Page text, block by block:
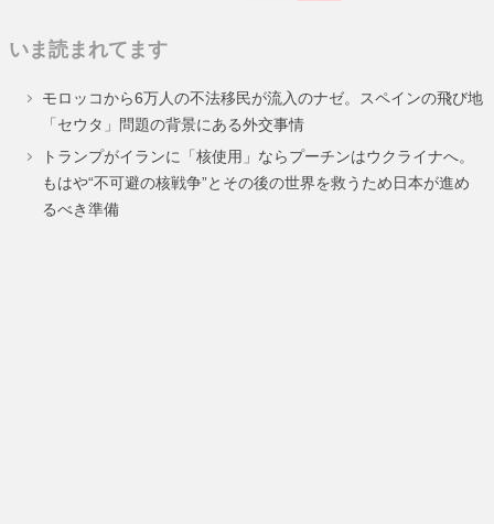
ー
ジ
ー
ジ
いま読まれてます
モロッコから6万人の不法移民が流入のナゼ。スペインの飛び地
「セウタ」問題の背景にある外交事情
トランプがイランに「核使用」ならプーチンはウクライナへ。
もはや“不可避の核戦争”とその後の世界を救うため日本が進め
るべき準備